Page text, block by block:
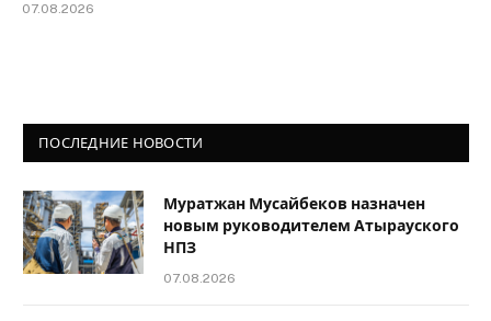
07.08.2026
ПОСЛЕДНИЕ НОВОСТИ
Муратжан Мусайбеков назначен
новым руководителем Атырауского
НПЗ
07.08.2026